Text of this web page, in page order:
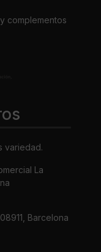
complementos
variedad.
La
Barcelona